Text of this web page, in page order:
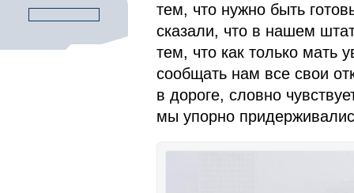
тем, что нужно быть
сказали, что в нашем
тем, что как только мать
сообщать нам все свои
в дороге, словно
мы упорно